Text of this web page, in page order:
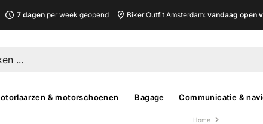
7 dagen per week geopend Biker Outfit Amsterdam:vandaag open
& motorschoenen Bagage Communicatie &
Home